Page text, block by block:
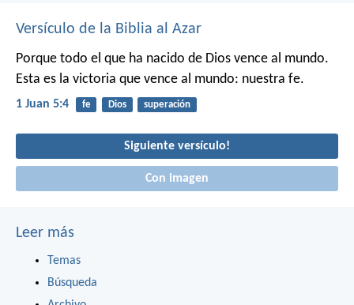
Versículo de la Biblia al Azar
Porque todo el que ha nacido de Dios vence al mundo.
Esta es la victoria que vence al mundo: nuestra fe.
1 Juan 5:4 fe Dios superación
Siguiente versículo!
Con imagen
Leer más
Temas
Búsqueda